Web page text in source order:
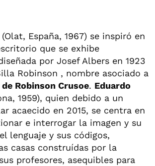
(Olat, España, 1967) se inspiró en
que se exhibe
por Josef Albers en 1923
Robinson , nombre asociado a
Robinson Crusoe. Eduardo
1959), quien debido a un
acaecido en 2015, se centra en
e interrogar la imagen y su
lenguaje y sus códigos,
casas construídas por la
profesores, asequibles para